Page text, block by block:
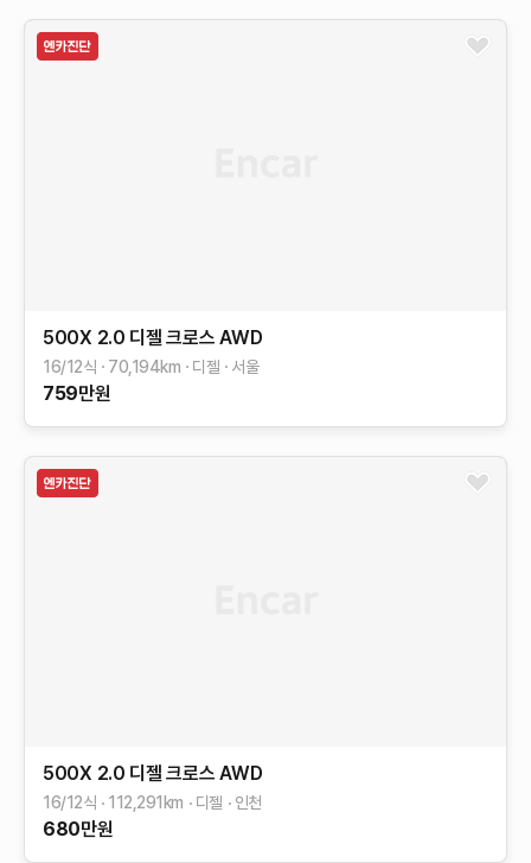
500X 2.0 디젤 크로스 AWD
16/12식 70,194km 디젤 서울
759만원
500X 2.0 디젤 크로스 AWD
16/12식 112,291 km 디젤 인천
680만원